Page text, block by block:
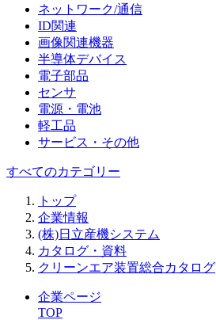
ネットワーク/通信
ID関連
画像関連機器
半導体デバイス
電子部品
センサ
電源・電池
軽工品
サービス・その他
すべてのカテゴリー
トップ
企業情報
(株)日立産機システム
カタログ・資料
クリーンエア装置総合カタログ
企業ページ
TOP